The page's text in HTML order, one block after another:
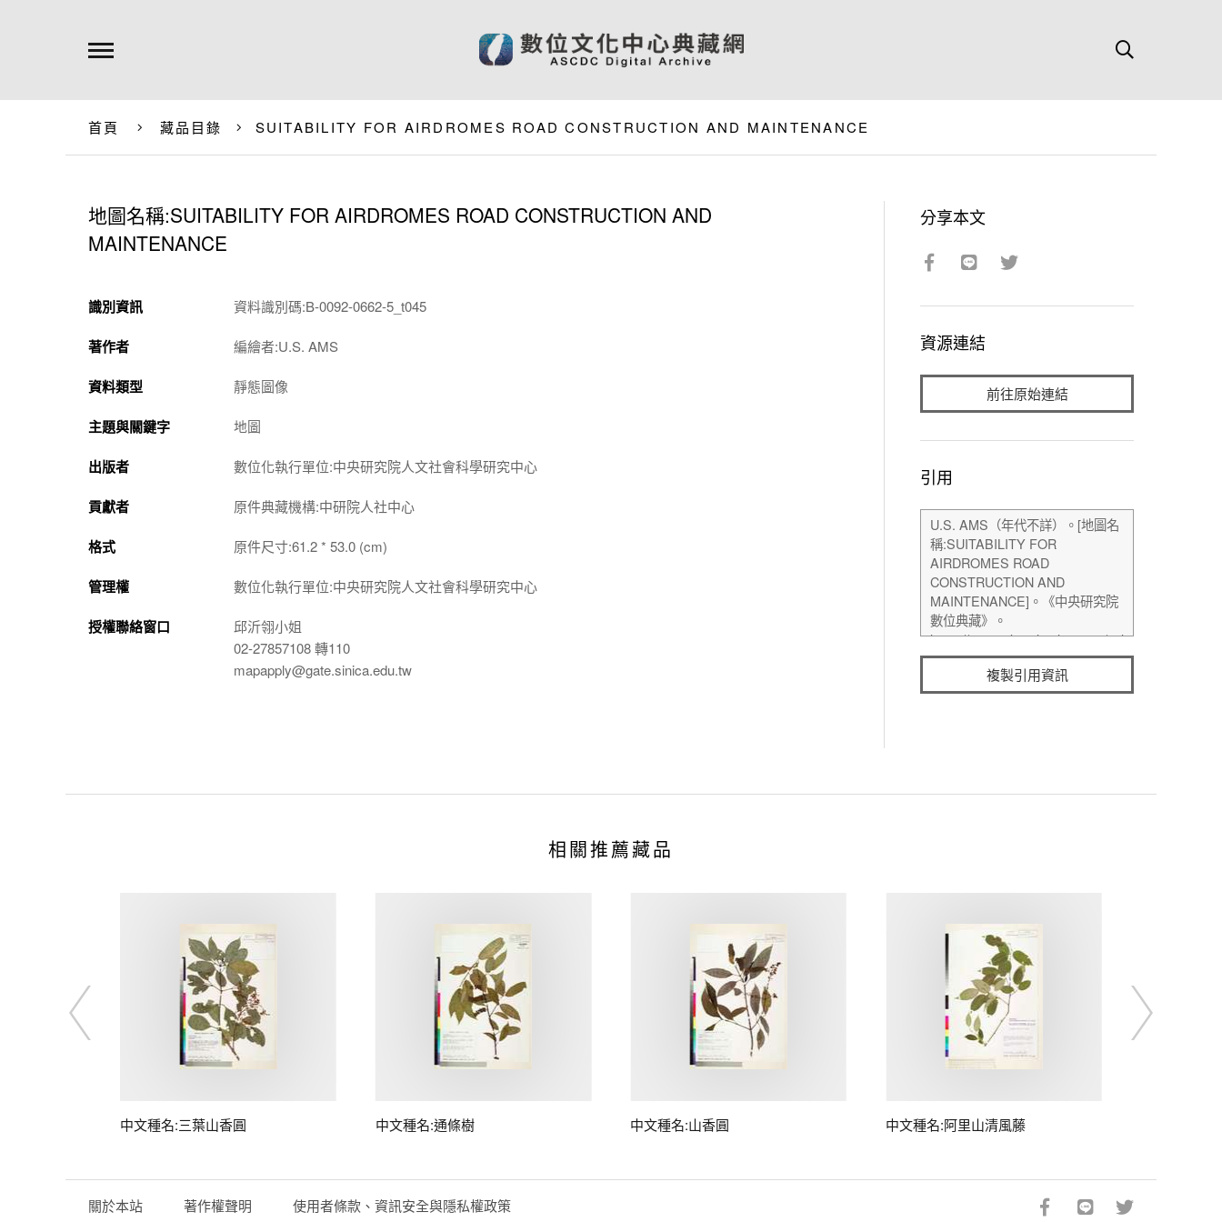
首頁 藏品目錄 SUITABILITY FOR AIRDROMES ROAD CONSTRUCTION AND MAINTENANCE
地圖名稱:SUITABILITY FOR AIRDROMES ROAD CONSTRUCTION AND
MAINTENANCE
識別資訊 資料識別碼:B-0092-0662-5_t045
著作者 編繪者:U.S. AMS
資料類型 靜態圖像
主題與關鍵字 地圖
出版者 數位化執行單位:中央研究院人文社會科學研究中心
貢獻者 原件典藏機構:中研院人社中心
格式 原件尺寸:61.2 * 53.0 (cm)
管理權 數位化執行單位:中央研究院人文社會科學研究中心
授權聯絡窗口
邱沂翎小姐
02-27857108 轉110
mapapply@gate.sinica.edu.tw
分享本文
資源連結
前往原始連結
引用
複製引用資訊
相關推薦藏品
中文種名:三葉山香圓 中文種名:通條樹 中文種名:山香圓 中文種名:阿里山清風藤
關於本站 著作權聲明 使用者條款、資訊安全與隱私權政策